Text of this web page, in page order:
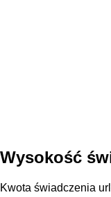
Wysokość
Kwota świadczenia